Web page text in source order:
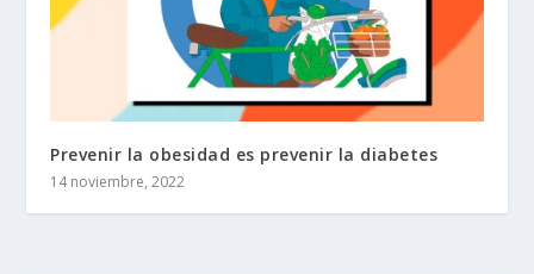
Prevenir la obesidad es prevenir la diabetes
14 noviembre, 2022